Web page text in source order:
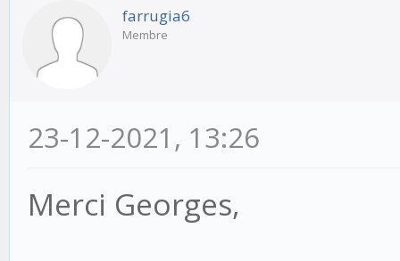
farrugia6
Membre
23-12-2021, 13:26
Merci Georges,